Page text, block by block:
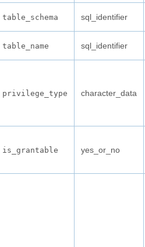
table_schema sql_identifier
table_name sql_identifier
privilege_type character_data
is_grantable yes_or_no